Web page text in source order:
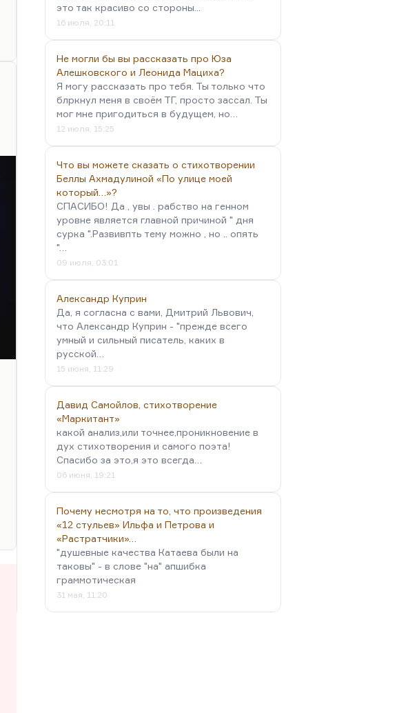
это так красиво со стороны...
16 июля, 20:11
Не могли бы вы рассказать про Юза
Алешковского и Леонида Мациха?
Я могу рассказать про тебя. Ты только что
блркнул меня в своём ТГ, просто зассал. Ты
мог мне пригодиться в будущем, но…
12 июля, 15:25
Что вы можете сказать о стихотворении
Беллы Ахмадулиной «По улице моей
который…»?
СПАСИБО! Да , увы . рабство на генном
уровне является главной причиной " дня
сурка ".Развивпть тему можно , но .. опять
"…
09 июля, 03:01
Александр Куприн
Да, я согласна с вами, Дмитрий Львович,
что Александр Куприн - "прежде всего
умный и сильный писатель, каких в
русской…
15 июня, 11:29
Давид Самойлов, стихотворение
«Маркитант»
какой анализ,или точнее,проникновение в
дух стихотворения и самого поэта!
Спасибо за это,я это всегда…
06 июня, 19:21
Почему несмотря на то, что произведения
«12 стульев» Ильфа и Петрова и
«Растратчики»…
"душевные качества Катаева были на
таковы" - в слове "на" апшибка
граммотическая
31 мая, 11:20